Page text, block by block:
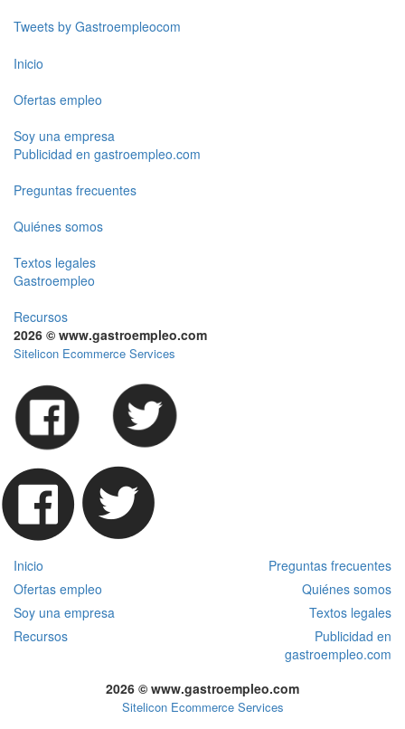
Tweets by Gastroempleocom
Inicio
Ofertas empleo
Soy una empresa
Publicidad en gastroempleo.com
Preguntas frecuentes
Quiénes somos
Textos legales
Gastroempleo
Recursos
2026 © www.gastroempleo.com
Sitelicon Ecommerce Services
Inicio
Preguntas frecuentes
Ofertas empleo
Quiénes somos
Soy una empresa
Textos legales
Recursos
Publicidad en
gastroempleo.com
2026 © www.gastroempleo.com
Sitelicon Ecommerce Services